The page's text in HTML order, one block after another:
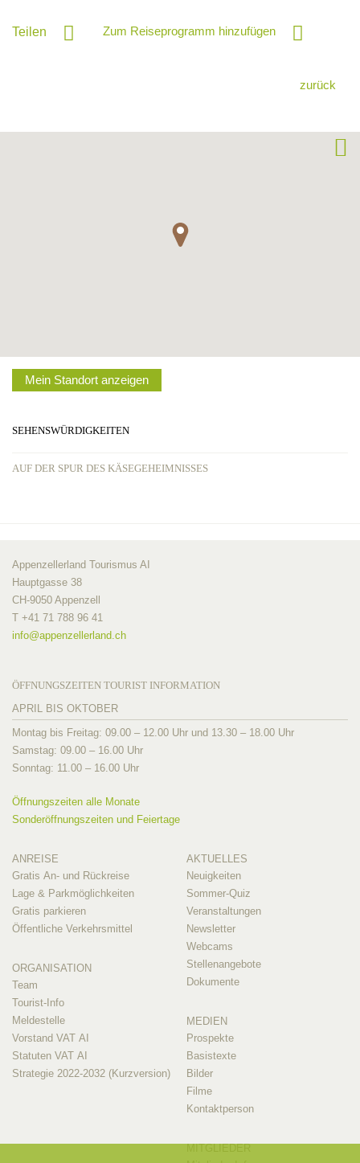
Teilen Zum Reiseprogramm hinzufügen
zurück
Mein Standort anzeigen
SEHENSWÜRDIGKEITEN
AUF DER SPUR DES KÄSEGEHEIMNISSES
Appenzellerland Tourismus AI
Hauptgasse 38
CH-9050 Appenzell
T +41 71 788 96 41
info@appenzellerland.ch
ÖFFNUNGSZEITEN TOURIST INFORMATION
APRIL BIS OKTOBER
Montag bis Freitag: 09.00 – 12.00 Uhr und 13.30 – 18.00 Uhr
Samstag: 09.00 – 16.00 Uhr
Sonntag: 11.00 – 16.00 Uhr
Öffnungszeiten alle Monate
Sonderöffnungszeiten und Feiertage
ANREISE
Gratis An- und Rückreise
Lage & Parkmöglichkeiten
Gratis parkieren
Öffentliche Verkehrsmittel
ORGANISATION
Team
Tourist-Info
Meldestelle
Vorstand VAT AI
Statuten VAT AI
Strategie 2022-2032 (Kurzversion)
AKTUELLES
Neuigkeiten
Sommer-Quiz
Veranstaltungen
Newsletter
Webcams
Stellenangebote
Dokumente
MEDIEN
Prospekte
Basistexte
Bilder
Filme
Kontaktperson